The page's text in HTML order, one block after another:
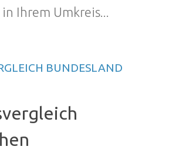
Ihrem Umkreis...
BUNDESLAND